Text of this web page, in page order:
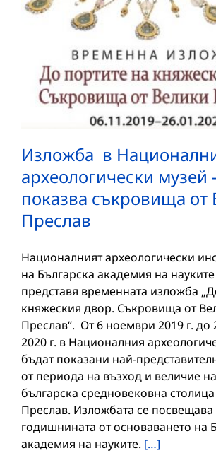
Изложба в
археологически музей
показва съкровища от
Преслав
Националният археологически
на Българска академия на
представя временната изложба
княжеския двор. Съкровища от
Преслав“. От 6 ноември 2019 г. до
2020 г. в Националния
бъдат показани най-
от периода на възход и величие
българска средновековна
Преслав. Изложбата се посвещава
годишнината от основаването на
академия на науките. […]